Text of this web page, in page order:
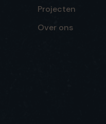
Projecten
Over ons